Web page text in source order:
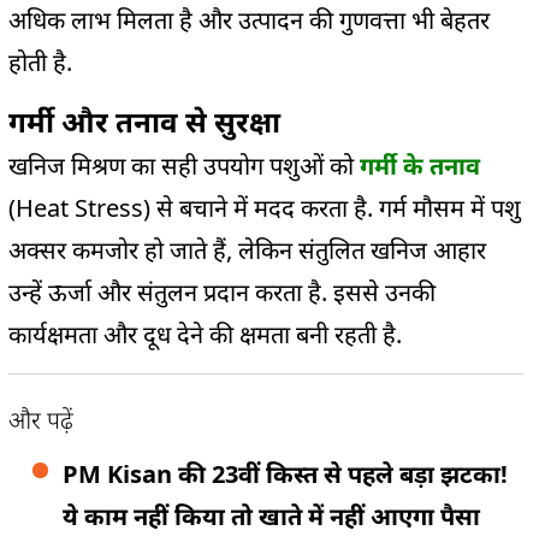
अधिक लाभ मिलता है और उत्पादन की गुणवत्ता भी बेहतर
होती है.
गर्मी और तनाव से सुरक्षा
खनिज मिश्रण का सही उपयोग पशुओं कोगर्मी के तनाव
(Heat Stress) से बचाने में मदद करता है. गर्म मौसम में पशु
अक्सर कमजोर हो जाते हैं, लेकिन संतुलित खनिज आहार
उन्हें ऊर्जा और संतुलन प्रदान करता है. इससे उनकी
कार्यक्षमता और दूध देने की क्षमता बनी रहती है.
और पढ़ें
PM Kisan की 23वीं किस्त से पहले बड़ा झटका!
ये काम नहीं किया तो खाते में नहीं आएगा पैसा